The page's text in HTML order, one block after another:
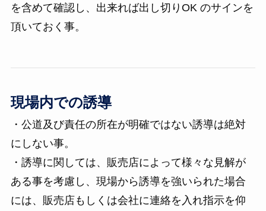
を含めて確認し、出来れば出し切りOK のサインを
頂いておく事。
現場内での誘導
・公道及び責任の所在が明確ではない誘導は絶対
にしない事。
・誘導に関しては、販売店によって様々な見解が
ある事を考慮し、現場から誘導を強いられた場合
には、販売店もしくは会社に連絡を入れ指示を仰